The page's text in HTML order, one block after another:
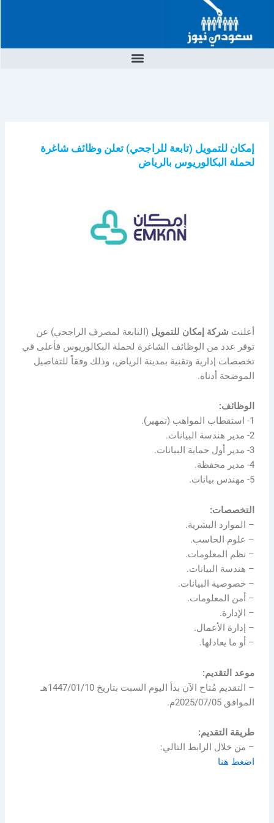
المحتوى
إمكان للتمويل (تابعة للراجحي) تعلن وظائف شاغرة
لحملة البكالوريوس بالرياض
أعلنت شركة إمكان للتمويل (التابعة لمصرف الراجحي) عن
توفر عدد من الوظائف الشاغرة لحملة البكالوريوس فأعلى في
تخصصات إدارية وتقنية بمدينة الرياض، وذلك وفقاً للتفاصيل
الموضحة أدناه.
الوظائف:
1- استقطاب المواهب (تمهير).
2- مدير هندسة البيانات.
3- مدير أول حماية البيانات.
4- مدير محفظة.
5- مهندس بيانات.
التخصصات:
– الموارد البشرية.
– علوم الحاسب.
– نظم المعلومات.
– هندسة البيانات.
– خصوصية البيانات.
– أمن المعلومات.
– الإدارة.
– إدارة الأعمال.
– أو ما يعادلها.
موعد التقديم:
– التقديم مُتاح الآن بدأ اليوم السبت بتاريخ 1447/01/10هـ
الموافق 2025/07/05م.
طريقة التقديم:
– من خلال الرابط التالي:
اضغط هنا